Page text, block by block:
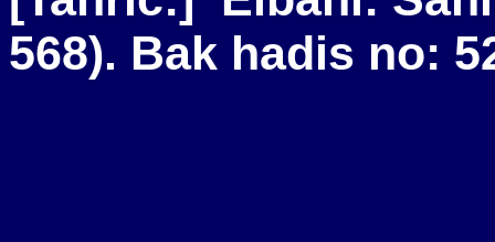
568). Bak hadis no: